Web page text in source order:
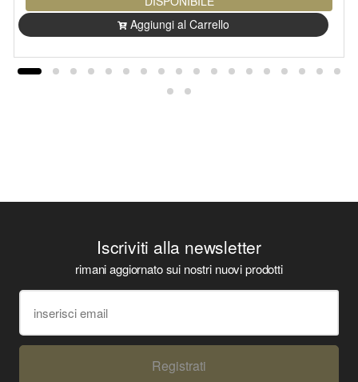
Aggiungi al Carrello
Iscriviti alla newsletter
rimani aggiornato sui nostri nuovi prodotti
Registrati